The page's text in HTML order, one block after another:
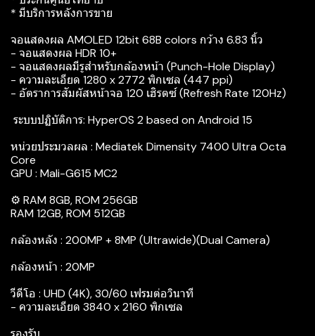
* มีบริการหลังการขาย
จอแสดงผล AMOLED 12bit 68B colors กว้าง 6.83 นิ้ว
- จอแสดงผล HDR 10+
- จอแสดงผลมีรูสำหรับกล้องหน้า (Punch-Hole Display)
- ความละเอียด 1280 x 2772 พิกเซล (447 ppi)
- อัตราการสัมผัสหน้าจอ 120 เฮิรตซ์ (Refresh Rate 120Hz)
‍ ระบบปฏิบัติการ: HyperOS 2 based on Android 15
หน่วยประมวลผล : Mediatek Dimensity 7400 Ultra Octa
Core
GPU : Mali-G615 MC2
⚙️ RAM 8GB, ROM 256GB
RAM 12GB, ROM 512GB
กล้องหลัง : 200MP + 8MP (Ultrawide)(Dual Camera)
กล้องหน้า : 20MP
วีดีโอ : UHD (4K), 30/60 เฟรมต่อวินาที
- ความละเอียด 3840 x 2160 พิกเซล